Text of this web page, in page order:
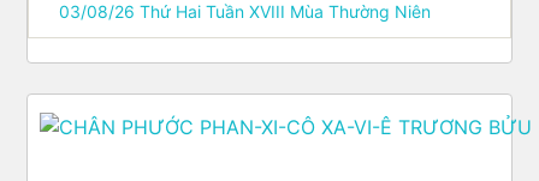
03/08/26 Thứ Hai Tuần XVIII Mùa Thường Niên